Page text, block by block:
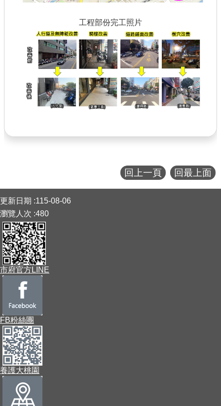
工程部份完工照片
回上一頁 回最上面
更新日期
115-08-06
瀏覽人次 480
市府官方LINE
FB粉絲團
養護大桃園